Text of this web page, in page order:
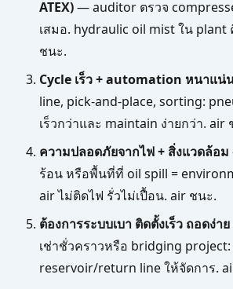
ATEX)— auditor ตรวจ
เสมอ. hydraulic oil mist ใน plant
ชนะ.
Cycle เร็ว + automation หนาแน่
line, pick-and-place, sorting:
เร็วกว่าและ maintain ง่ายกว่า. air
ความปลอดภัยจากไฟ + สิ่งแวดล้อม
ร้อน หรือพื้นที่ที่ oil spill =
air ไม่ติดไฟ รั่วไม่เปื้อน. air ชนะ.
ต้องการระบบเบา ติดตั้งเร็ว ถอดง่าย
เช่าชั่วคราวหรือ bridging
reservoir/return line ให้จัดการ.